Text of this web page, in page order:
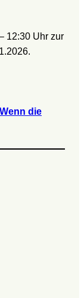
12:30 Uhr zur
Wenn die